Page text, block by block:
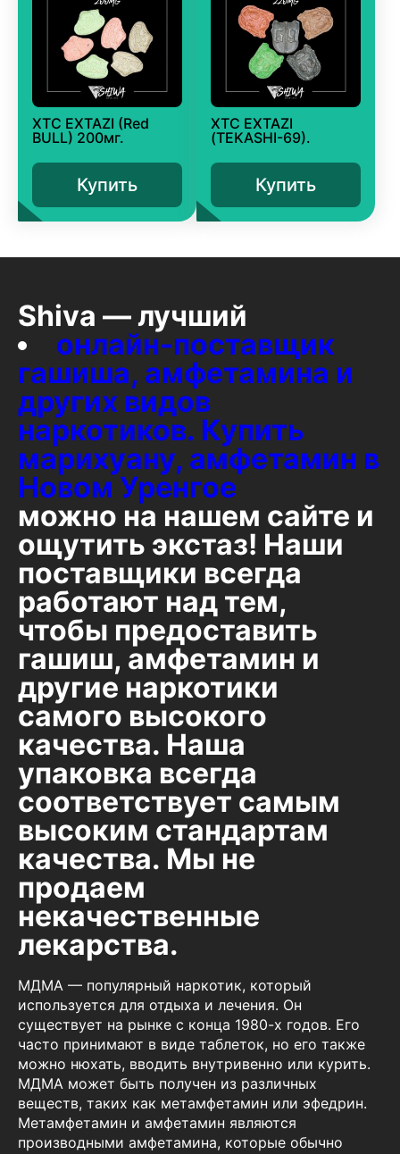
XTC EXTAZI (Red
BULL) 200мг.
Купить
XTC EXTAZI
(TEKASHI-69).
Купить
Shiva — лучший
онлайн-поставщик
гашиша, амфетамина и
других видов
наркотиков. Купить
марихуану, амфетамин в
Новом Уренгое
можно на нашем сайте и
ощутить экстаз! Наши
поставщики всегда
работают над тем,
чтобы предоставить
гашиш, амфетамин и
другие наркотики
самого высокого
качества. Наша
упаковка всегда
соответствует самым
высоким стандартам
качества. Мы не
продаем
некачественные
лекарства.
МДМА — популярный наркотик, который
используется для отдыха и лечения. Он
существует на рынке с конца 1980-х годов. Его
часто принимают в виде таблеток, но его также
можно нюхать, вводить внутривенно или курить.
МДМА может быть получен из различных
веществ, таких как метамфетамин или эфедрин.
Метамфетамин и амфетамин являются
производными амфетамина, которые обычно